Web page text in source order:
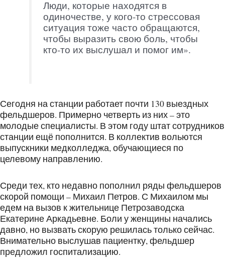
Люди, которые находятся в
одиночестве, у кого-то стрессовая
ситуация тоже часто обращаются,
чтобы выразить свою боль, чтобы
кто-то их выслушал и помог им».
Сегодня на станции работает почти 130 выездных
фельдшеров. Примерно четверть из них – это
молодые специалисты. В этом году штат сотрудников
станции ещё пополнится. В коллектив вольются
выпускники медколледжа, обучающиеся по
целевому направлению.
Среди тех, кто недавно пополнил ряды фельдшеров
скорой помощи – Михаил Петров. С Михаилом мы
едем на вызов к жительнице Петрозаводска
Екатерине Аркадьевне. Боли у женщины начались
давно, но вызвать скорую решилась только сейчас.
Внимательно выслушав пациентку, фельдшер
предложил госпитализацию.